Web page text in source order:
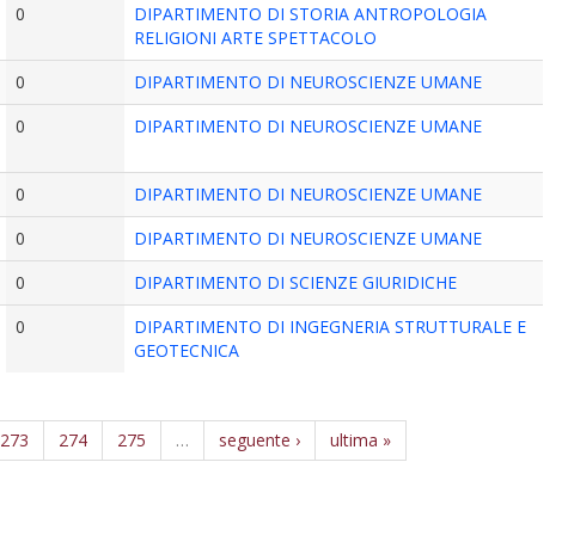
0
DIPARTIMENTO DI STORIA ANTROPOLOGIA
RELIGIONI ARTE SPETTACOLO
0
DIPARTIMENTO DI NEUROSCIENZE UMANE
0 DIPARTIMENTO DI NEUROSCIENZE UMANE
0
DIPARTIMENTO DI NEUROSCIENZE UMANE
0
DIPARTIMENTO DI NEUROSCIENZE UMANE
0
DIPARTIMENTO DI SCIENZE GIURIDICHE
0
DIPARTIMENTO DI INGEGNERIA STRUTTURALE E
GEOTECNICA
273 274 275 … seguente › ultima »